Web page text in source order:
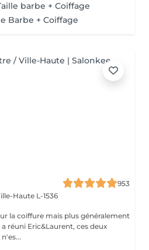
barbe + Coiffage
Barbe + Coiffage
953
Haute L-1536
la coiffure mais plus généralement
réuni Eric&Laurent, ces deux